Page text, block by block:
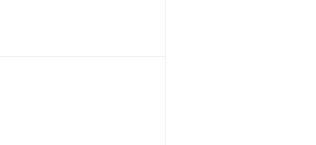
1名活躍中です。
と経験者採用1名も活躍中です。
品（JP1）
）、RDBMS製品（Oracl
、RDBMS製品（Oracle）、運用管